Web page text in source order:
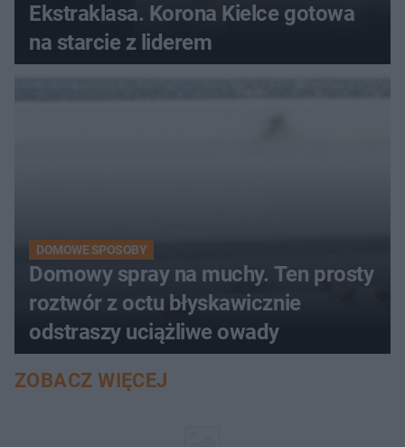
Ekstraklasa. Korona Kielce gotowa
na starcie z liderem
DOMOWE SPOSOBY
Domowy spray na muchy. Ten prosty
roztwór z octu błyskawicznie
odstraszy uciążliwe owady
ZOBACZ WIĘCEJ